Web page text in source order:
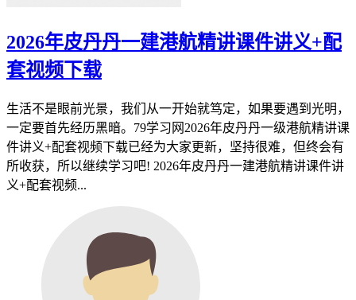
2026年皮丹丹一建港航精讲课件讲义+配
套视频下载
生活不是眼前光景，我们从一开始就笃定，如果要遇到光明，
一定要首先经历黑暗。79学习网2026年皮丹丹一级港航精讲课
件讲义+配套视频下载已经为大家更新，坚持很难，但终会有
所收获，所以继续学习吧! 2026年皮丹丹一建港航精讲课件讲
义+配套视频...